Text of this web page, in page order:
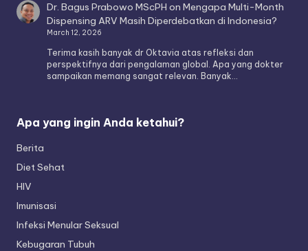
Dr. Bagus Prabowo MScPH onMengapa Multi-Month
Dispensing ARV Masih Diperdebatkan di Indonesia?
March 12, 2026
Terima kasih banyak dr Oktavia atas refleksi dan
perspektifnya dari pengalaman global. Apa yang dokter
sampaikan memang sangat relevan. Banyak…
Apa yang ingin Anda ketahui?
Berita
Diet Sehat
HIV
Imunisasi
Infeksi Menular Seksual
Kebugaran Tubuh